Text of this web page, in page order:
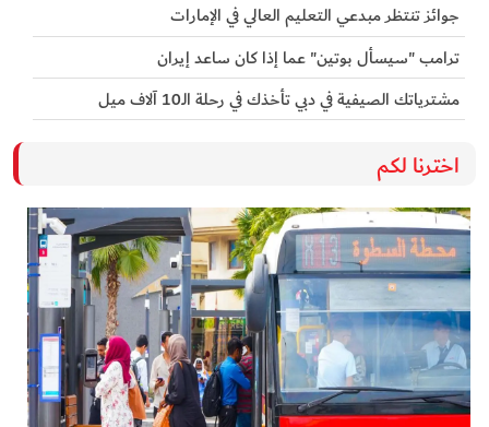
جوائز تنتظر مبدعي التعليم العالي في الإمارات
ترامب "سيسأل بوتين" عما إذا كان ساعد إيران
مشترياتك الصيفية في دبي تأخذك في رحلة الـ10 آلاف ميل
اخترنا لكم